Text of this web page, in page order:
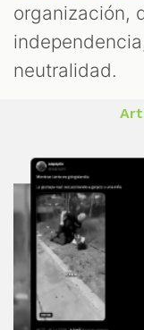
organización,
neutralidad.